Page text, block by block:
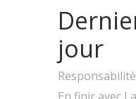
jour
Responsabilité